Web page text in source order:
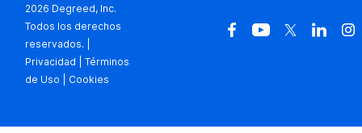
2026 Degreed, Inc.
Todos los derechos
reservados.
Privacidad |Términos
de Uso
Cookies